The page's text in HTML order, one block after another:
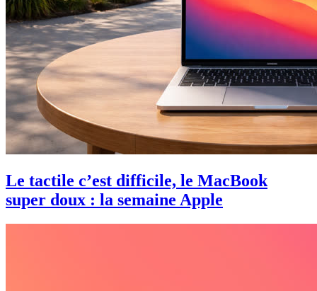
Le tactile c’est difficile, le MacBook
super doux : la semaine Apple